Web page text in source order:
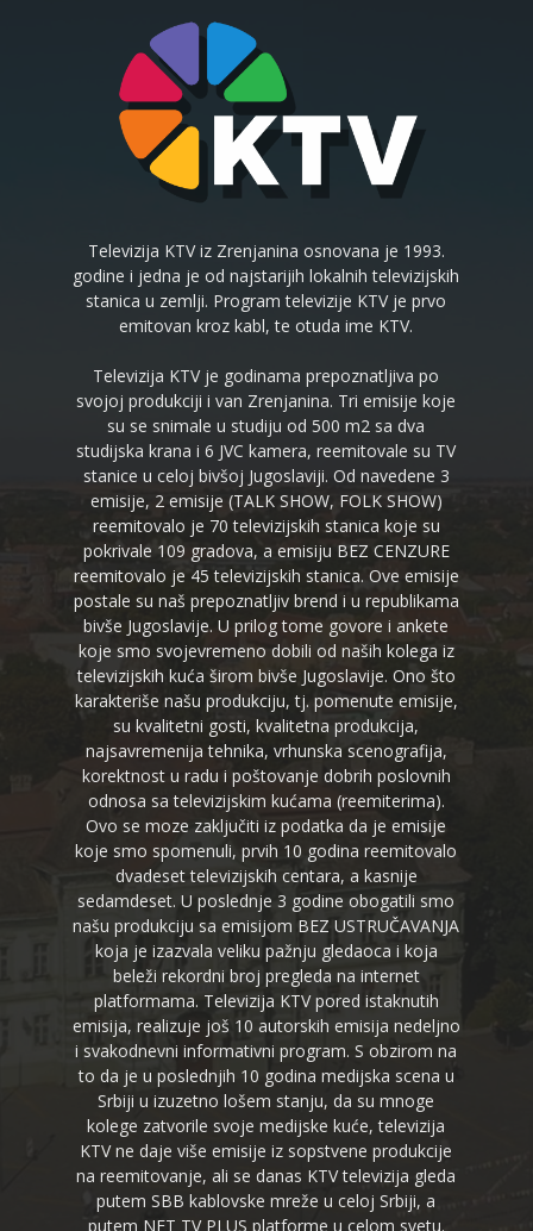
Televizija KTV iz Zrenjanina osnovana je 1993.
godine i jedna je od najstarijih lokalnih televizijskih
stanica u zemlji. Program televizije KTV je prvo
emitovan kroz kabl, te otuda ime KTV.
Televizija KTV je godinama prepoznatljiva po
svojoj produkciji i van Zrenjanina. Tri emisije koje
su se snimale u studiju od 500 m2 sa dva
studijska krana i 6 JVC kamera, reemitovale su TV
stanice u celoj bivšoj Jugoslaviji. Od navedene 3
emisije, 2 emisije (TALK SHOW, FOLK SHOW)
reemitovalo je 70 televizijskih stanica koje su
pokrivale 109 gradova, a emisiju BEZ CENZURE
reemitovalo je 45 televizijskih stanica. Ove emisije
postale su naš prepoznatljiv brend i u republikama
bivše Jugoslavije. U prilog tome govore i ankete
koje smo svojevremeno dobili od naših kolega iz
televizijskih kuća širom bivše Jugoslavije. Ono što
karakteriše našu produkciju, tj. pomenute emisije,
su kvalitetni gosti, kvalitetna produkcija,
najsavremenija tehnika, vrhunska scenografija,
korektnost u radu i poštovanje dobrih poslovnih
odnosa sa televizijskim kućama (reemiterima).
Ovo se moze zaključiti iz podatka da je emisije
koje smo spomenuli, prvih 10 godina reemitovalo
dvadeset televizijskih centara, a kasnije
sedamdeset. U poslednje 3 godine obogatili smo
našu produkciju sa emisijom BEZ USTRUČAVANJA
koja je izazvala veliku pažnju gledaoca i koja
beleži rekordni broj pregleda na internet
platformama. Televizija KTV pored istaknutih
emisija, realizuje još 10 autorskih emisija nedeljno
i svakodnevni informativni program. S obzirom na
to da je u poslednjih 10 godina medijska scena u
Srbiji u izuzetno lošem stanju, da su mnoge
kolege zatvorile svoje medijske kuće, televizija
KTV ne daje više emisije iz sopstvene produkcije
na reemitovanje, ali se danas KTV televizija gleda
putem SBB kablovske mreže u celoj Srbiji, a
putem NET TV PLUS platforme u celom svetu.